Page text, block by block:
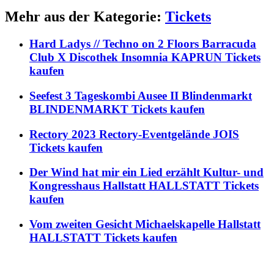
Mehr aus der Kategorie: Tickets
Hard Ladys // Techno on 2 Floors Barracuda
Club X Discothek Insomnia KAPRUN Tickets
kaufen
Seefest 3 Tageskombi Ausee II Blindenmarkt
BLINDENMARKT Tickets kaufen
Rectory 2023 Rectory-Eventgelände JOIS
Tickets kaufen
Der Wind hat mir ein Lied erzählt Kultur- und
Kongresshaus Hallstatt HALLSTATT Tickets
kaufen
Vom zweiten Gesicht Michaelskapelle Hallstatt
HALLSTATT Tickets kaufen